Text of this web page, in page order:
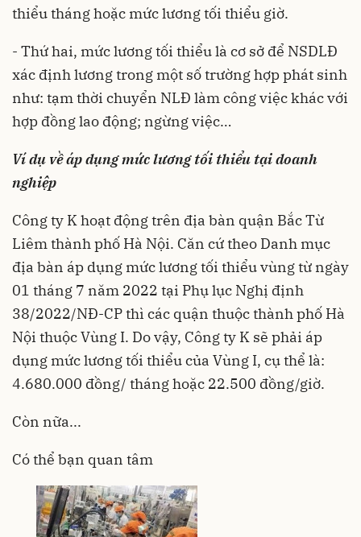
thiểu tháng hoặc mức lương tối thiểu giờ.
- Thứ hai, mức lương tối thiểu là cơ sở để NSDLĐ
xác định lương trong một số trường hợp phát sinh
như: tạm thời chuyển NLĐ làm công việc khác với
hợp đồng lao động; ngừng việc…
Ví dụ về áp dụng mức lương tối thiểu tại doanh
nghiệp
Công ty K hoạt động trên địa bàn quận Bắc Từ
Liêm thành phố Hà Nội. Căn cứ theo Danh mục
địa bàn áp dụng mức lương tối thiểu vùng từ ngày
01 tháng 7 năm 2022 tại Phụ lục Nghị định
38/2022/NĐ-CP thì các quận thuộc thành phố Hà
Nội thuộc Vùng I. Do vậy, Công ty K sẽ phải áp
dụng mức lương tối thiểu của Vùng I, cụ thể là:
4.680.000 đồng/ tháng hoặc 22.500 đồng/giờ.
Còn nữa...
Có thể bạn quan tâm